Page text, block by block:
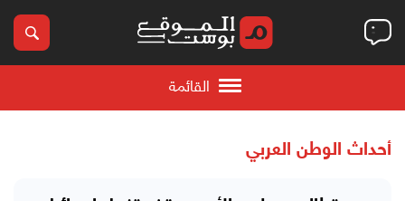
القائمة
أحداث الوطن العربي